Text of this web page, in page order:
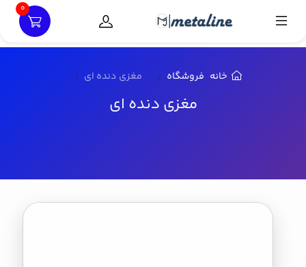
0
خانه فروشگاه مغزی دنده ای
مغزی دنده ای